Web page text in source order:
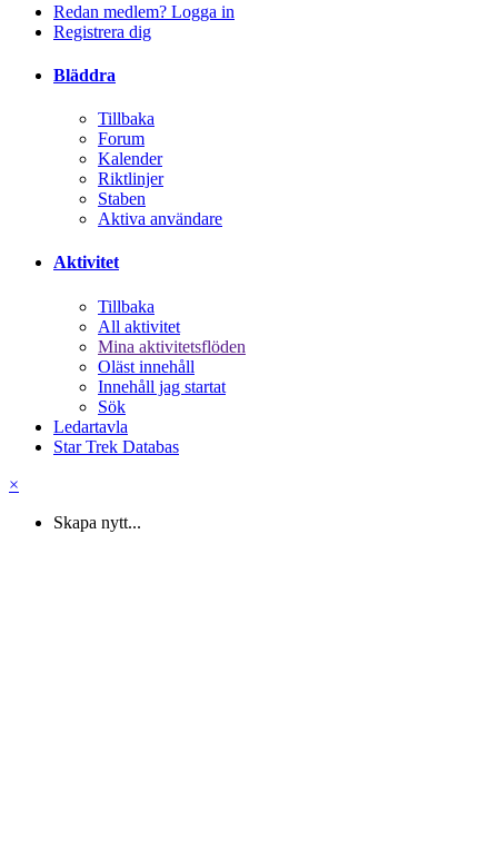
Redan medlem? Logga in
Registrera dig
Bläddra
Tillbaka
Forum
Kalender
Riktlinjer
Staben
Aktiva användare
Aktivitet
Tillbaka
All aktivitet
Mina aktivitetsflöden
Oläst innehåll
Innehåll jag startat
Sök
Ledartavla
Star Trek Databas
×
Skapa nytt...